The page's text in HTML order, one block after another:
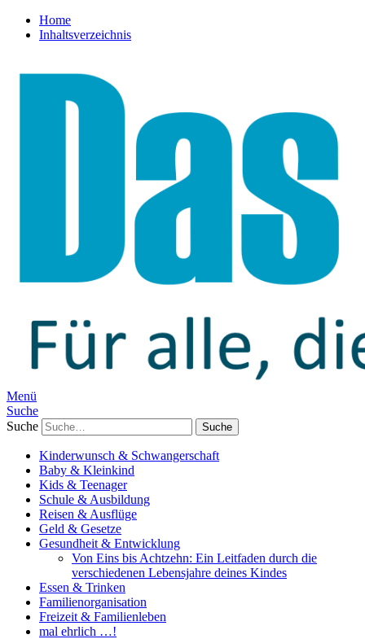
Home
Inhaltsverzeichnis
Menü
Suche
Suche
Kinderwunsch & Schwangerschaft
Baby & Kleinkind
Kids & Teenager
Schule & Ausbildung
Reisen & Ausflüge
Geld & Gesetze
Gesundheit & Entwicklung
Von Eins bis Achtzehn: Ein Leitfaden durch die
verschiedenen Lebensjahre deines Kindes
Essen & Trinken
Familienorganisation
Freizeit & Familienleben
mal ehrlich …!